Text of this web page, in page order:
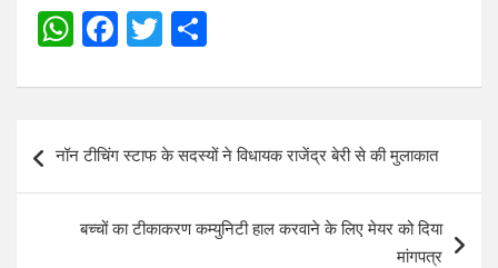
W
at
s
A
p
p
F
ce
o
o
k
T
tt
er
ar
e
navigation
नॉन टीचिंग स्टाफ के सदस्यों ने विधायक राजेंद्र बेरी से की मुलाकात
बच्चों का टीकाकरण कम्युनिटी हाल करवाने के लिए मेयर को दिया
मांगपत्र